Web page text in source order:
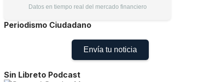
Datos en tiempo real del mercado financiero
Periodismo Ciudadano
Envía tu noticia
Sin Libreto Podcast